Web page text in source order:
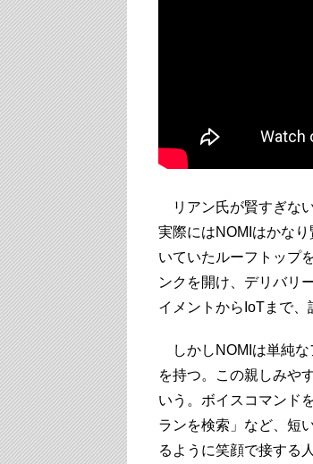
リアン氏が賢すぎな
実際にはNOMIはかな
いていたルーフトップ
ンクを開け、デリバリ
イメントからIoTまで、
しかしNOMIは単純な
を持つ。この親しみや
いう。ボイスコマンド
ランを検索」など、短
るように笑顔で接する